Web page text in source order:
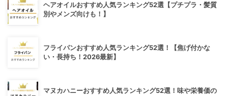
ヘアオイルおすすめ人気ランキング52選【プチプラ・髪質
別やメンズ向けも！】
フライパンおすすめ人気ランキング52選！【焦げ付かな
い・長持ち！2026最新】
マヌカハニーおすすめ人気ランキング52選！味や栄養価の